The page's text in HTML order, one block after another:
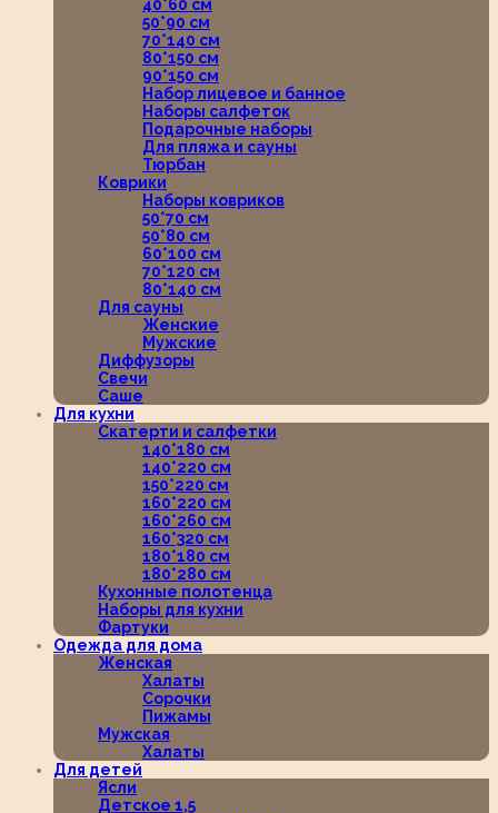
40*60 см
50*90 см
70*140 см
80*150 см
90*150 см
Набор лицевое и банное
Наборы салфеток
Подарочные наборы
Для пляжа и сауны
Тюрбан
Коврики
Наборы ковриков
50*70 см
50*80 см
60*100 см
70*120 см
80*140 см
Для сауны
Женские
Мужские
Диффузоры
Свечи
Саше
Для кухни
Скатерти и салфетки
140*180 см
140*220 см
150*220 см
160*220 см
160*260 см
160*320 см
180*180 см
180*280 см
Кухонные полотенца
Наборы для кухни
Фартуки
Одежда для дома
Женская
Халаты
Сорочки
Пижамы
Мужская
Халаты
Для детей
Ясли
Детское 1,5